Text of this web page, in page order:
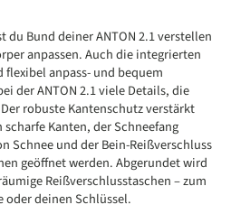
Bund deiner ANTON 2.1 verstellen
anpassen. Auch die integrierten
flexibel anpass- und bequem
der ANTON 2.1 viele Details, die
robuste Kantenschutz verstärkt
Kanten, der Schneefang
Schnee und der Bein-Reißverschluss
geöffnet werden. Abgerundet wird
Reißverschlusstaschen – zum
deinen Schlüssel.